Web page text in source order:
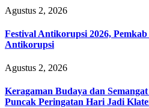
Agustus 2, 2026
Festival Antikorupsi 2026,
Antikorupsi
Agustus 2, 2026
Keragaman Budaya dan
Puncak Peringatan Hari Jadi